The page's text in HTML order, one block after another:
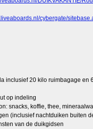
cybergate/
inclusief 20 kilo ruimbagage en
op indeling
snacks, koffie, thee,
(inclusief nachtduiken buiten
van de duikgidsen